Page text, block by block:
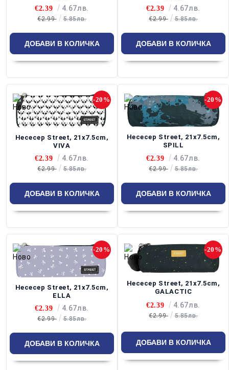
€2.39 4.67лв.
€2.99 5.85лв.
€2.39 4.67лв.
€2.99 5.85лв.
Несесер Street, 21x7.5cm,
VIVA
-20%
€2.39 4.67лв.
€2.99 5.85лв.
Несесер Street, 21x7.5cm,
SPILL
-20%
€2.39 4.67лв.
€2.99 5.85лв.
Несесер Street, 21x7.5cm,
ELLA
-20%
€2.39 4.67лв.
€2.99 5.85лв.
Несесер Street, 21x7.5cm,
GALACTIC
-20%
€2.39 4.67лв.
€2.99 5.85лв.